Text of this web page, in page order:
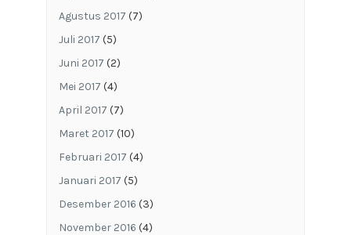
Agustus 2017 (7)
Juli 2017 (5)
Juni 2017 (2)
Mei 2017 (4)
April 2017 (7)
Maret 2017 (10)
Februari 2017 (4)
Januari 2017 (5)
Desember 2016 (3)
November 2016 (4)